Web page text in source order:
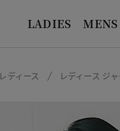
LADIES MENS
レディース レディース ジ